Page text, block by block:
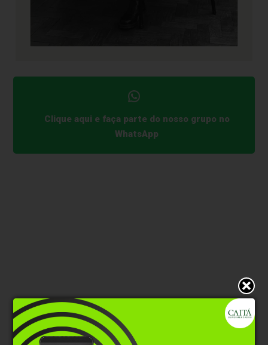
Clique aqui e faça parte do nosso grupo no
WhatsApp